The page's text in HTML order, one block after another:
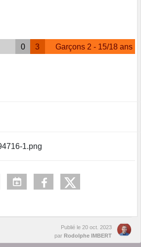
0 3 Garçons 2 - 15/18 ans
Publié le 20 oct. 2023
par Rodolphe IMBERT